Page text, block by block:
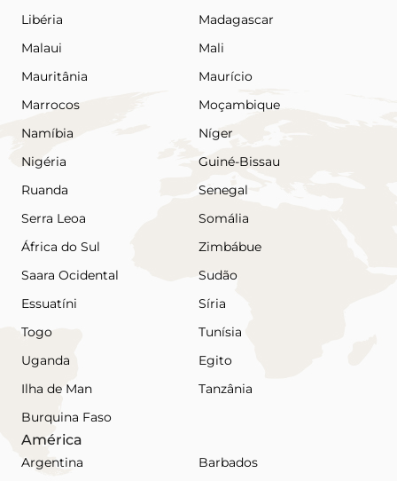
Libéria
Madagascar
Malaui
Mali
Mauritânia
Maurício
Marrocos
Moçambique
Namíbia
Níger
Nigéria
Guiné-Bissau
Ruanda
Senegal
Serra Leoa
Somália
África do Sul
Zimbábue
Saara Ocidental
Sudão
Essuatíni
Síria
Togo
Tunísia
Uganda
Egito
Ilha de Man
Tanzânia
Burquina Faso
América
Argentina
Barbados